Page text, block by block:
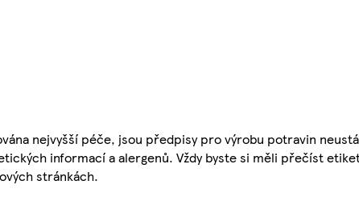
nejvyšší péče, jsou předpisy pro výrobu potravin
informací a alergenů. Vždy byste si měli přečíst
stránkách.